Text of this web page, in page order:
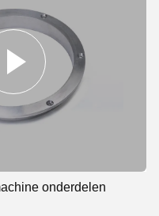
onderdelen